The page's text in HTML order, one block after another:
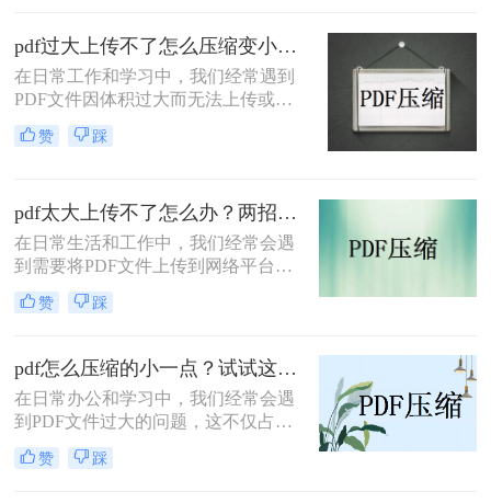
pdf过大上传不了怎么压缩变小？快来试试这3种压缩方法！
在日常工作和学习中，我们经常遇到
PDF文件因体积过大而无法上传或分
享的情况。那么pdf过大上传不了怎么
压缩变小呢？为了帮助您轻松应对这
赞 踩
pdf太大上传不了怎么办？两招帮你解决！
在日常生活和工作中，我们经常会遇
到需要将PDF文件上传到网络平台或
发送给他人的情况。然而，有时PDF
文件过大，导致无法顺利上传或发
本文将介绍两种解决PDF文件过大无
法上传的方法，帮助你轻松应对这一
问题。
赞 踩
pdf怎么压缩的小一点？试试这三种实用压缩方法！
在日常办公和学习中，我们经常会遇
到PDF文件过大的问题，这不仅占用
了大量的存储空间，还影响了文件的
传输速度。那么pdf怎么压缩的小一点
赞 踩